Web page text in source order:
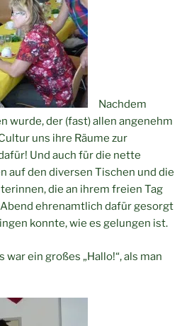
Nachdem
wurde, der (fast) allen angenehm
uns ihre Räume zur
Und auch für die nette
auf den diversen Tischen und die
die an ihrem freien Tag
ehrenamtlich dafür gesorgt
konnte, wie es gelungen ist.
war ein großes „Hallo!“, als man